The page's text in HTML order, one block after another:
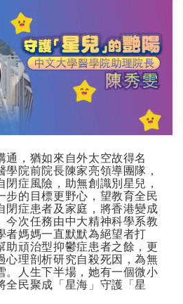
通，猶如來自外太空故得名
學院前院長陳家亮領導團隊，
症風險，助無創識別星兒，
步的目標更野心，望教育全民
閉症患者及家庭，將香港變成
今次任務由中大精神科學系教
者媽媽一直默默為絕望者打
助頑治型抑鬱症患者之餘，更
心理剖析研究自殺死因，為無
。人生下半場，她有一個微小
全民聚成「星海」守護「星